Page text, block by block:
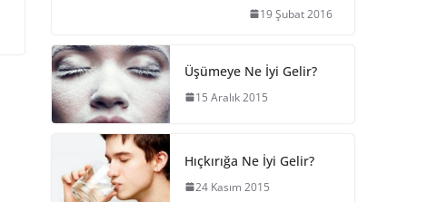
19 Şubat 2016
Üşümeye Ne İyi Gelir?
15 Aralık 2015
Hıçkırığa Ne İyi Gelir?
24 Kasım 2015